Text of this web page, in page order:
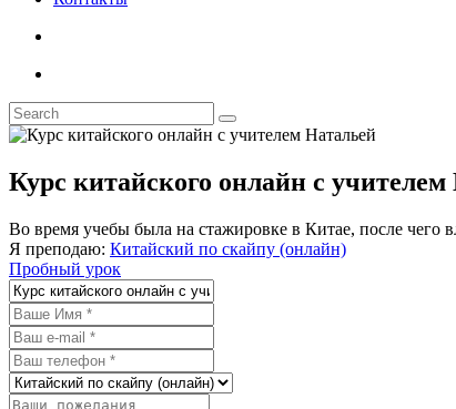
Курс китайского онлайн с
Во время учебы была на стажировке в Китае, после чего
Я преподаю: Китайский по скайпу (онлайн)
Пробный урок